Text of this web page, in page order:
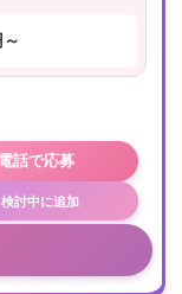
電話で応募
検討中に追加